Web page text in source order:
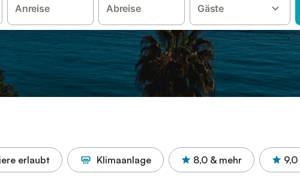
Anreise Abreise Gäste
erlaubt Klimaanlage 8,0 & mehr 9,0